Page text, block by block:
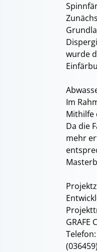
wurde
Im
Mithilfe
Da die
mehr
Telefon: